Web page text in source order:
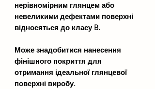
нерівномірним глянцем або
невеликими дефектами поверхні
відносяться до класу B.
Може знадобитися нанесення
фінішного покриття для
отримання ідеальної глянцевої
поверхні виробу.